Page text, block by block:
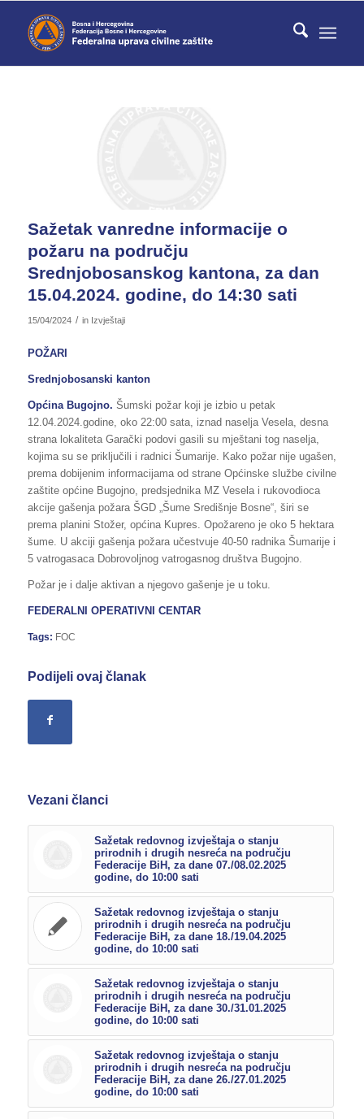
Sažetak vanredne informacije o
požaru na području
Srednjobosanskog kantona, za dan
15.04.2024. godine, do 14:30 sati
15/04/2024 / in Izvještaji
POŽARI
Srednjobosanski kanton
Općina Bugojno. Šumski požar koji je izbio u petak
12.04.2024.godine, oko 22:00 sata, iznad naselja Vesela, desna
strana lokaliteta Garački podovi gasili su mještani tog naselja,
kojima su se priključili i radnici Šumarije. Kako požar nije ugašen,
prema dobijenim informacijama od strane Općinske službe civilne
zaštite općine Bugojno, predsjednika MZ Vesela i rukovodioca
akcije gašenja požara ŠGD „Šume Središnje Bosne“, širi se
prema planini Stožer, općina Kupres. Opožareno je oko 5 hektara
šume. U akciji gašenja požara učestvuje 40-50 radnika Šumarije i
5 vatrogasaca Dobrovoljnog vatrogasnog društva Bugojno.
Požar je i dalje aktivan a njegovo gašenje je u toku.
FEDERALNI OPERATIVNI CENTAR
Tags: FOC
Podijeli ovaj članak
Vezani članci
Sažetak redovnog izvještaja o stanju
prirodnih i drugih nesreća na području
Federacije BiH, za dane 07./08.02.2025
godine, do 10:00 sati
Sažetak redovnog izvještaja o stanju
prirodnih i drugih nesreća na području
Federacije BiH, za dane 18./19.04.2025
godine, do 10:00 sati
Sažetak redovnog izvještaja o stanju
prirodnih i drugih nesreća na području
Federacije BiH, za dane 30./31.01.2025
godine, do 10:00 sati
Sažetak redovnog izvještaja o stanju
prirodnih i drugih nesreća na području
Federacije BiH, za dane 26./27.01.2025
godine, do 10:00 sati